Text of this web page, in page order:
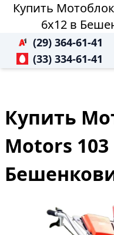
Купить
6х12 в
(29) 364-61-41
(33) 334-61-41
Купить
Motors 103